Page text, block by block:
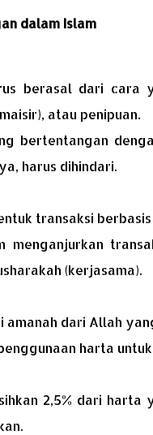
dalam Islam
berasal dari
atau penipuan.
bertentangan
harus dihindari.
transaksi
menganjurkan
(kerjasama).
amanah dari Allah
harta
2,5% dari